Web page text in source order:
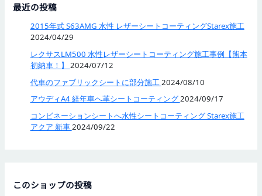
最近の投稿
2015年式 S63AMG 水性 レザーシートコーティングStarex施工
2024/04/29
レクサスLM500 水性レザーシートコーティング施工事例【熊本
初納車！】 2024/07/12
代車のファブリックシートに部分施工 2024/08/10
アウディA4 経年車へ革シートコーティング2024/09/17
コンビネーションシートへ水性シートコーティング Starex施工
アクア 新車2024/09/22
このショップの投稿